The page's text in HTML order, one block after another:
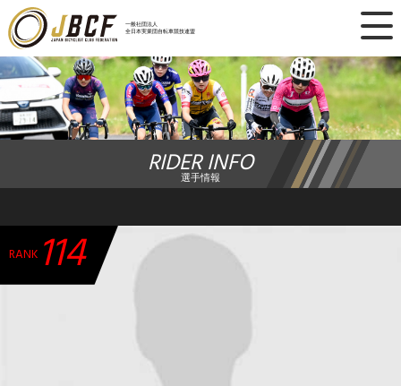
一般社団法人
全日本実業団自転車競技連盟
×
ニュース
レース日程
ランキング
チーム・選手
加盟・登録
RIDER INFO
選手情報
RANK 114